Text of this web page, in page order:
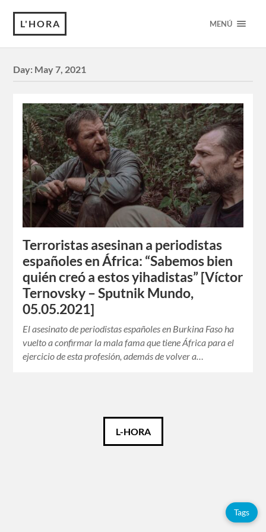
L'HORA MENÚ
Day: May 7, 2021
Terroristas asesinan a periodistas
españoles en África: “Sabemos bien
quién creó a estos yihadistas” [Víctor
Ternovsky – Sputnik Mundo,
05.05.2021]
El asesinato de periodistas españoles en Burkina Faso ha
vuelto a confirmar la mala fama que tiene África para el
ejercicio de esta profesión, además de volver a…
L-HORA
Tags